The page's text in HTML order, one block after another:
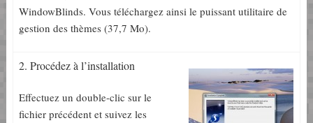
WindowBlinds. Vous téléchargez ainsi le puissant utilitaire de
gestion des thèmes (37,7 Mo).
2. Procédez à l’installation
Effectuez un double-clic sur le
fichier précédent et suivez les